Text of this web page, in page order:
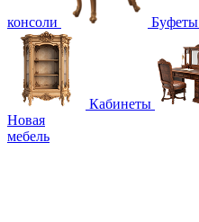
консоли Буфеты
Кабинеты
Новая
мебель